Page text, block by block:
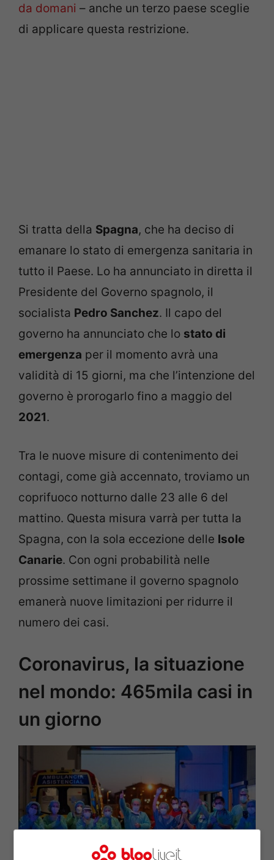
da domani – anche un terzo paese sceglie
di applicare questa restrizione.
Si tratta della Spagna, che ha deciso di
emanare lo stato di emergenza sanitaria in
tutto il Paese. Lo ha annunciato in diretta il
Presidente del Governo spagnolo, il
socialista Pedro Sanchez. Il capo del
governo ha annunciato che lo stato di
emergenza per il momento avrà una
validità di 15 giorni, ma che l’intenzione del
governo è prorogarlo fino a maggio del
2021.
Tra le nuove misure di contenimento dei
contagi, come già accennato, troviamo un
coprifuoco notturno dalle 23 alle 6 del
mattino. Questa misura varrà per tutta la
Spagna, con la sola eccezione delle Isole
Canarie. Con ogni probabilità nelle
prossime settimane il governo spagnolo
emanerà nuove limitazioni per ridurre il
numero dei casi.
Coronavirus, la situazione
nel mondo: 465mila casi in
un giorno